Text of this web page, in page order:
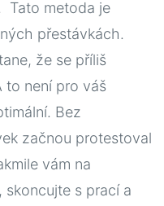
Tato metoda je
přestávkách.
že se příliš
to není pro váš
Bez
začnou protestoval
vám na
s prací a